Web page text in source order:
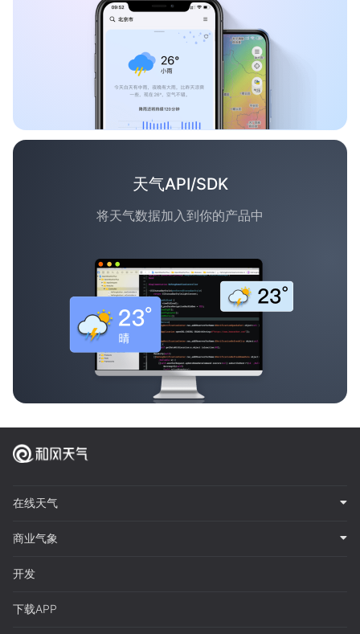
天气API/SDK
将天气数据加入到你的产品中
在线天气
商业气象
开发
下载APP